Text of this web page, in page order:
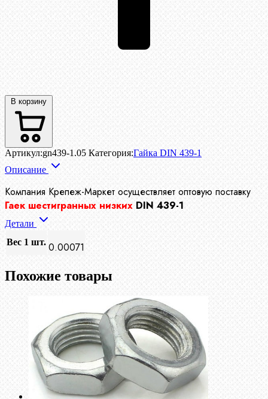
В корзину
Артикул:gn439-1.05 Категория:Гайка DIN 439-1
Описание
Компания Крепеж-Маркет осуществляет оптовую поставку
Гаек шестигранных низких DIN 439-1
Детали
Вес 1 шт. 0.00071
Похожие товары